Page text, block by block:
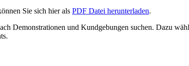
Sie sich hier als PDF Datei herunterladen.
Demonstrationen und Kundgebungen suchen. Dazu